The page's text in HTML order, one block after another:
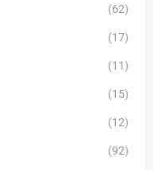
(62)
(17)
(11)
(15)
(12)
(92)